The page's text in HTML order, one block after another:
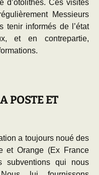
d’otolithes. Ces visites
Messieurs
tenir informés de l’état
et en contrepartie,
POSTE ET
a toujours noué des
et Orange (Ex France
subventions qui nous